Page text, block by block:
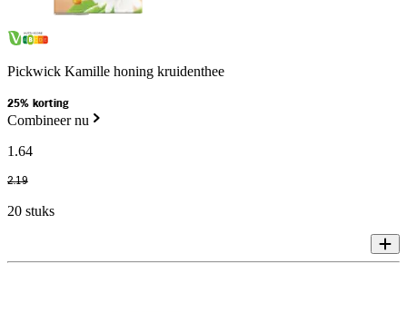
Pickwick Kamille honing kruidenthee
25% korting
Combineer nu
1.64
2.19
20 stuks